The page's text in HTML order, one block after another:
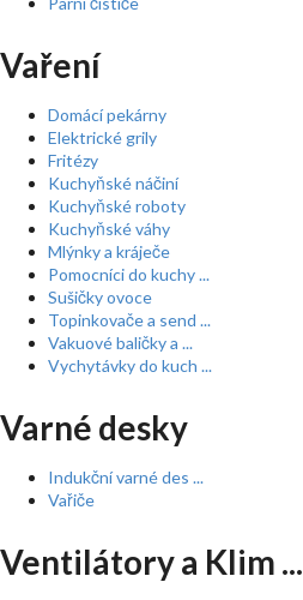
Vaření
Domácí pekárny
Elektrické grily
Fritézy
Kuchyňské náčiní
Kuchyňské roboty
Kuchyňské váhy
Mlýnky a kráječe
Pomocníci do kuchy ...
Sušičky ovoce
Topinkovače a send ...
Vakuové baličky a ...
Vychytávky do kuch ...
Varné desky
Indukční varné des ...
Vařiče
Ventilátory a Klim ...